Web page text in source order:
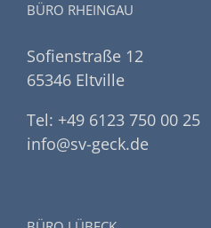
BÜRO RHEINGAU
Sofienstraße 12
65346 Eltville
Tel: +49 6123 750 00 25
info@sv-geck.de